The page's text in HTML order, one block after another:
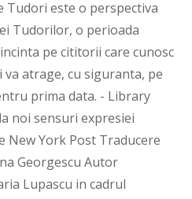
Tudori este o perspectiva
Tudorilor, o perioada
pe cititorii care cunosc
atrage, cu siguranta, pe
prima data. - Library
noi sensuri expresiei
York Post Traducere
Georgescu Autor
Lupascu in cadrul